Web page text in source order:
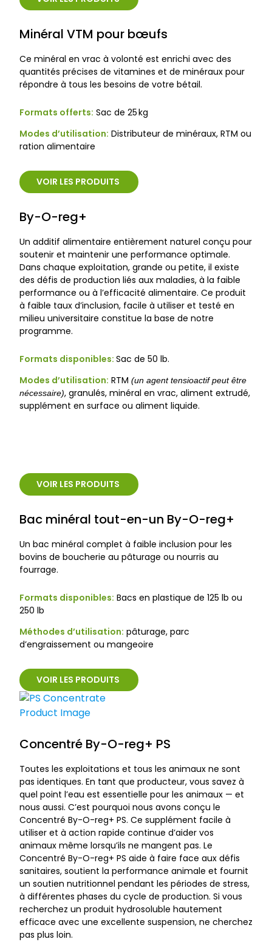
Minéral VTM pour bœufs
Ce minéral en vrac à volonté est enrichi avec des
quantités précises de vitamines et de minéraux pour
répondre à tous les besoins de votre bétail.
Formats offerts: Sac de 25 kg
Modes d’utilisation: Distributeur de minéraux, RTM ou
ration alimentaire
VOIR LES PRODUITS
By-O-reg+
Un additif alimentaire entièrement naturel conçu pour
soutenir et maintenir une performance optimale.
Dans chaque exploitation, grande ou petite, il existe
des défis de production liés aux maladies, à la faible
performance ou à l’efficacité alimentaire. Ce produit
à faible taux d’inclusion, facile à utiliser et testé en
milieu universitaire constitue la base de notre
programme.
Formats disponibles: Sac de 50 lb.
Modes d’utilisation: RTM (un agent tensioactif peut être
nécessaire), granulés, minéral en vrac, aliment extrudé,
supplément en surface ou aliment liquide.
VOIR LES PRODUITS
Bac minéral tout-en-un By-O-reg+
Un bac minéral complet à faible inclusion pour les
bovins de boucherie au pâturage ou nourris au
fourrage.
Formats disponibles: Bacs en plastique de 125 lb ou
250 lb
Méthodes d’utilisation: pâturage, parc
d’engraissement ou mangeoire
VOIR LES PRODUITS
Concentré By-O-reg+ PS
Toutes les exploitations et tous les animaux ne sont
pas identiques. En tant que producteur, vous savez à
quel point l’eau est essentielle pour les animaux — et
nous aussi. C’est pourquoi nous avons conçu le
Concentré By-O-reg+ PS. Ce supplément facile à
utiliser et à action rapide continue d’aider vos
animaux même lorsqu’ils ne mangent pas. Le
Concentré By-O-reg+ PS aide à faire face aux défis
sanitaires, soutient la performance animale et fournit
un soutien nutritionnel pendant les périodes de stress,
à différentes phases du cycle de production. Si vous
recherchez un produit hydrosoluble hautement
efficace avec une excellente suspension, ne cherchez
pas plus loin.